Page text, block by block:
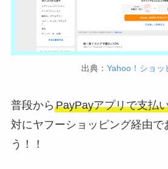
出典： Yahoo！ショッ
普段から PayPayアプリで支払
対にヤフーショッピング経由で
う！！